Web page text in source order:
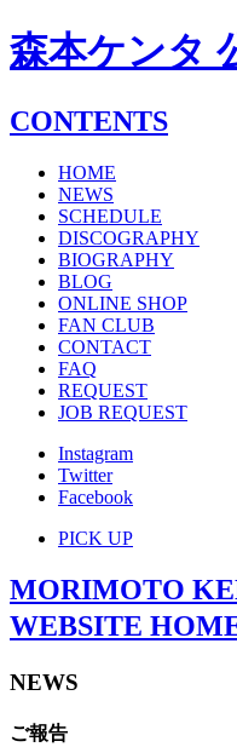
森本ケンタ
CONTENTS
HOME
NEWS
SCHEDULE
DISCOGRAPHY
BIOGRAPHY
BLOG
ONLINE SHOP
FAN CLUB
CONTACT
FAQ
REQUEST
JOB REQUEST
Instagram
Twitter
Facebook
PICK UP
MORIMOTO
WEBSITE
NEWS
ご報告